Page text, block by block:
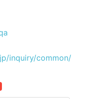
inquiry/common/